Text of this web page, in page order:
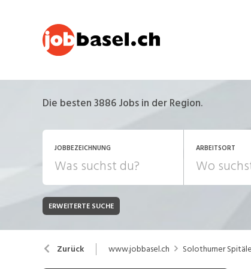
Die besten 3886 Jobs in der Region.
JOBBEZEICHNUNG ARBEITSORT
JOB-TYP
Festanstellung
Bank, Versicherung
Chemie, Pharma, Biotechnologie
ERWEITERTE SUCHE
Zurück www.jobbasel.ch Solothurner